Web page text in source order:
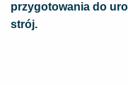
przygotowania do
strój.